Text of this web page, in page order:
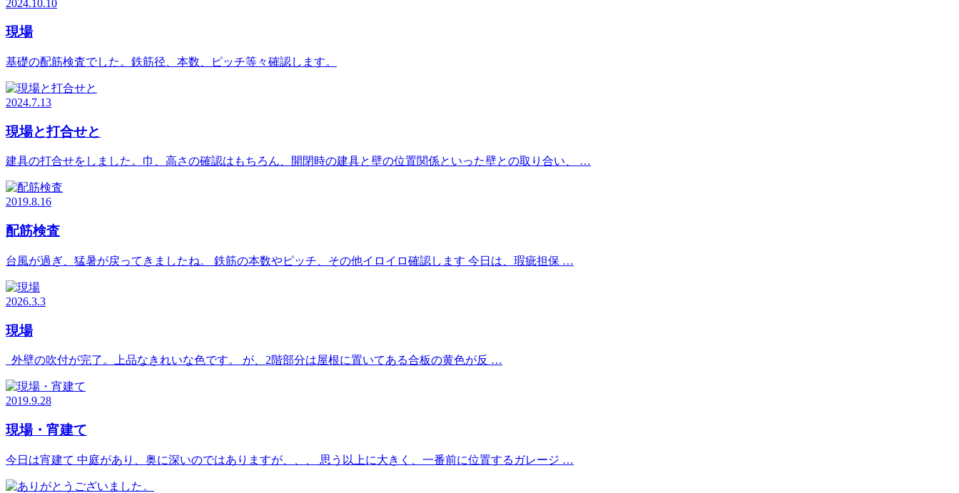
2024.10.10
現場
基礎の配筋検査でした。鉄筋径、本数、ピッチ等々確認します。
2024.7.13
現場と打合せと
建具の打合せをしました。巾、高さの確認はもちろん、開閉時の建具と壁の位置関係といった壁との取り合い、 …
2019.8.16
配筋検査
台風が過ぎ、猛暑が戻ってきましたね。 鉄筋の本数やピッチ、その他イロイロ確認します 今日は、瑕疵担保 …
2026.3.3
現場
外壁の吹付が完了。上品なきれいな色です。 が、2階部分は屋根に置いてある合板の黄色が反 …
2019.9.28
現場・宵建て
今日は宵建て 中庭があり、奥に深いのではありますが、、、 思う以上に大きく、一番前に位置するガレージ …